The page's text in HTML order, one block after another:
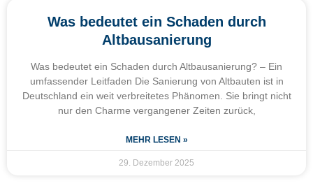
Was bedeutet ein Schaden durch
Altbausanierung
Was bedeutet ein Schaden durch Altbausanierung? – Ein
umfassender Leitfaden Die Sanierung von Altbauten ist in
Deutschland ein weit verbreitetes Phänomen. Sie bringt nicht
nur den Charme vergangener Zeiten zurück,
MEHR LESEN »
29. Dezember 2025